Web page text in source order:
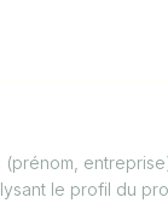
le profil du